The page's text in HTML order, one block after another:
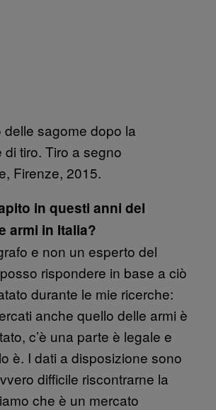
delle sagome dopo la
tiro. Tiro a segno
Firenze, 2015.
in questi anni del
armi in Italia?
e non un esperto del
rispondere in base a ciò
durante le mie ricerche:
anche quello delle armi è
c’è una parte è legale e
è. I dati a disposizione sono
difficile riscontrarne la
che è un mercato